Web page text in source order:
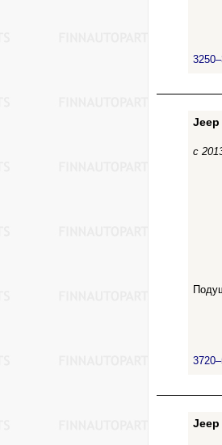
Jeep
с
Jeep